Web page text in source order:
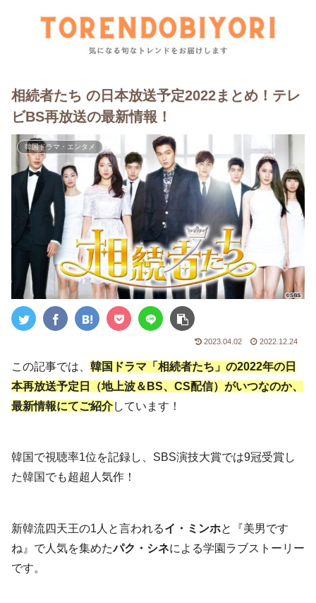
相続者たち の日本放送予定2022まとめ！テレ
ビBS再放送の最新情報！
韓国ドラマ・エンタメ
2023.04.02 2022.12.24
この記事では、 韓国ドラマ「相続者たち」の2022年の日
本再放送予定日（地上波＆BS、CS配信）がいつなのか、
最新情報にてご紹介しています！
韓国で視聴率1位を記録し、SBS演技大賞では9冠受賞し
た韓国でも超超人気作！
新韓流四天王の1人と言われるイ・ミンホと『美男です
ね』で人気を集めたパク・シネによる学園ラブストーリー
です。